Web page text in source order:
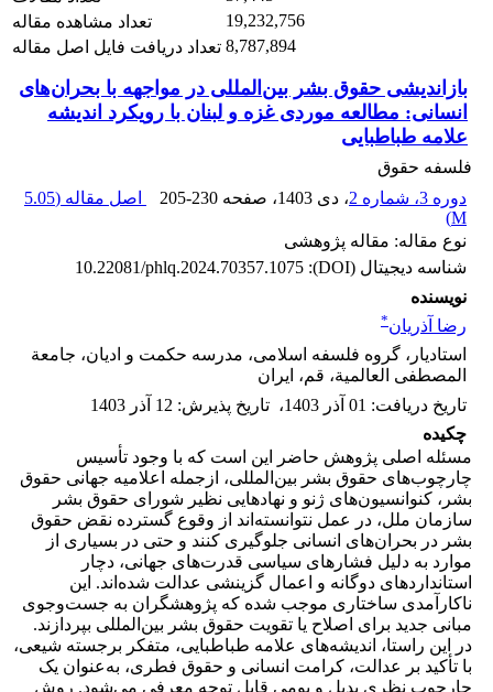
تعداد مشاهده مقاله
19,232,756
تعداد دریافت فایل اصل مقاله 8,787,894
بازاندیشی حقوق بشر بین‌المللی در مواجهه با بحران‌های
انسانی: مطالعه موردی غزه و لبنان با رویکرد اندیشه
علامه طباطبایی
فلسفه حقوق
دوره 3، شماره 2
، دی 1403 ، صفحه 205-230 اصل مقاله (5.05
M
)
نوع مقاله: مقاله پژوهشی
شناسه دیجیتال (DOI):
10.22081/phlq.2024.70357.1075
نویسنده
رضا آذریان*
استادیار، گروه فلسفه اسلامی، مدرسه حکمت و ادیان، جامعة
المصطفی العالمیة، قم، ایران
تاریخ دریافت: 01 آذر 1403 ، تاریخ پذیرش: 12 آذر 1403
چکیده
مسئله اصلی پژوهش حاضر این است که با وجود تأسیس
چارچوب‌های حقوق بشر بین‌المللی، ازجمله اعلامیه جهانی حقوق
بشر، کنوانسیون‌های ژنو و نهادهایی نظیر شورای حقوق بشر
سازمان ملل، در عمل نتوانسته‌اند از وقوع گسترده نقض حقوق
بشر در بحران‌های انسانی جلوگیری کنند و حتی در بسیاری از
موارد به دلیل فشارهای سیاسی قدرت‌های جهانی، دچار
استانداردهای دوگانه و اعمال گزینشی عدالت شده‌اند. این
ناکارآمدی ساختاری موجب شده که پژوهشگران به جست‌وجوی
مبانی جدید برای اصلاح یا تقویت حقوق بشر بین‌المللی بپردازند.
در این راستا، اندیشه‌های علامه طباطبایی، متفکر برجسته شیعی،
با تأکید بر عدالت، کرامت انسانی و حقوق فطری، به‌عنوان یک
چارچوب نظری بدیل و بومی قابل توجه معرفی می‌شود. روش